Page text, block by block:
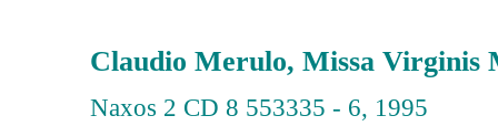
Claudio Merulo, Missa Virginis
Naxos 2 CD 8 553335 - 6, 1995